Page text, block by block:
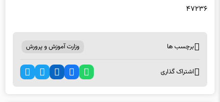
۴۷۲۳۶
برچسب ها وزارت آموزش و پرورش
اشتراک گذاری